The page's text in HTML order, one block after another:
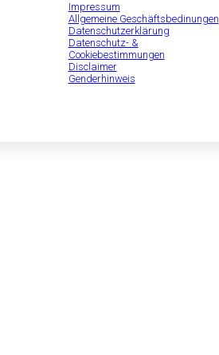
Impressum
Allgemeine Geschäftsbedinungen
Datenschutzerklärung
Datenschutz- &
Cookiebestimmungen
Disclaimer
Genderhinweis